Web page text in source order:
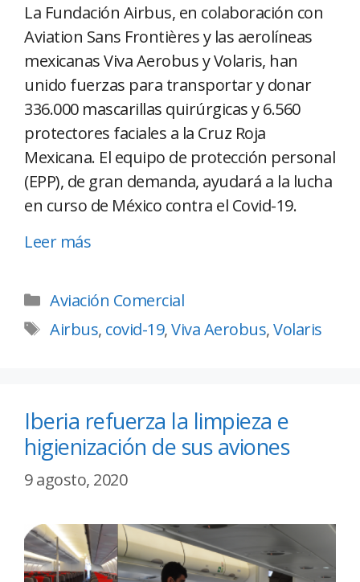
La Fundación Airbus, en colaboración con
Aviation Sans Frontières y las aerolíneas
mexicanas Viva Aerobus y Volaris, han
unido fuerzas para transportar y donar
336.000 mascarillas quirúrgicas y 6.560
protectores faciales a la Cruz Roja
Mexicana. El equipo de protección personal
(EPP), de gran demanda, ayudará a la lucha
en curso de México contra el Covid-19.
Leer más
Aviación Comercial
Airbus, covid-19,Viva Aerobus,Volaris
Iberia refuerza la limpieza e
higienización de sus aviones
9 agosto, 2020